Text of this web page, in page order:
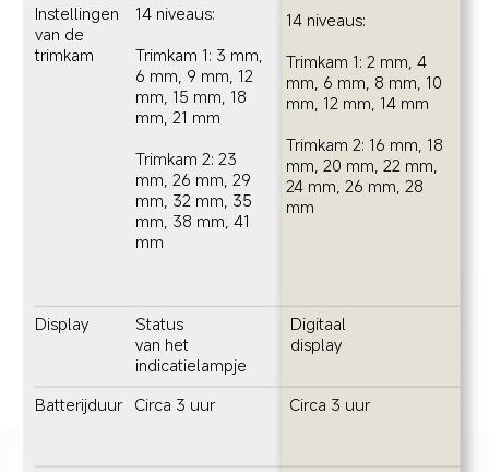
Instellingen
van de
trimkam
14 niveaus:
Trimkam 1: 3 mm,
6 mm, 9 mm, 12
mm, 15 mm, 18
mm, 21 mm
Trimkam 2: 23
mm, 26 mm, 29
mm, 32 mm, 35
mm, 38 mm, 41
mm
14 niveaus:
Trimkam 1: 2 mm, 4
mm, 6 mm, 8 mm, 10
mm, 12 mm, 14 mm
Trimkam 2: 16 mm, 18
mm, 20 mm, 22 mm,
24 mm, 26 mm, 28
mm
Display
Status
van het
indicatielampje
Digitaal
display
Batterijduur Circa 3 uur Circa 3 uur